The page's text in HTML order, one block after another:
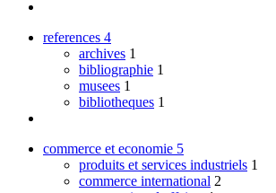
references 4
archives 1
bibliographie 1
musees 1
bibliotheques 1
commerce et economie 5
produits et services industriels 1
commerce international 2